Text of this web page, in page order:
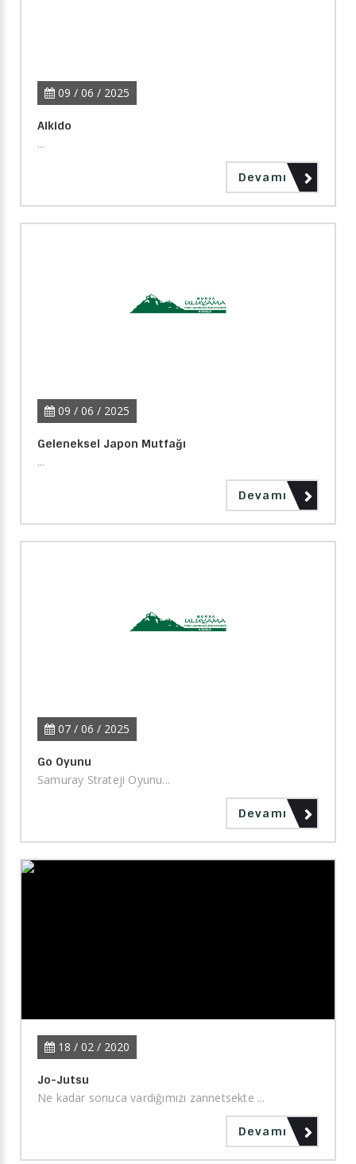
09 / 06 / 2025
Aikido
...
Devamı
09 / 06 / 2025
Geleneksel Japon Mutfağı
...
Devamı
07 / 06 / 2025
Go Oyunu
Samuray Strateji Oyunu...
Devamı
18 / 02 / 2020
Jo-Jutsu
Ne kadar sonuca vardığımızı zannetsekte ...
Devamı